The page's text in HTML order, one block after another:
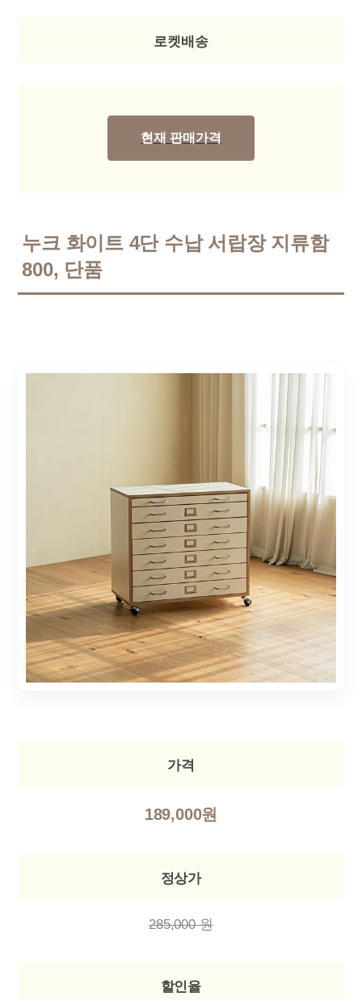
로켓배송
현재 판매가격
누크 화이트 4단 수납 서랍장 지류함
800, 단품
가격
189,000원
정상가
285,000 원
할인율